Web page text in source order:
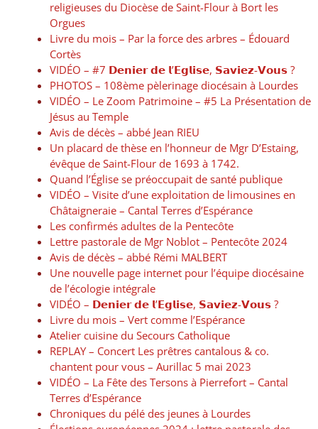
religieuses du Diocèse de Saint-Flour à Bort les
Orgues
Livre du mois – Par la force des arbres – Édouard
Cortès
VIDÉO – #7 𝗗𝗲𝗻𝗶𝗲𝗿 𝗱𝗲 𝗹’𝗘𝗴𝗹𝗶𝘀𝗲, 𝗦𝗮𝘃𝗶𝗲𝘇-𝗩𝗼𝘂𝘀 ?
PHOTOS – 108ème pèlerinage diocésain à Lourdes
VIDÉO – Le Zoom Patrimoine – #5 La Présentation de
Jésus au Temple
Avis de décès – abbé Jean RIEU
Un placard de thèse en l’honneur de Mgr D’Estaing,
évêque de Saint-Flour de 1693 à 1742.
Quand l’Église se préoccupait de santé publique
VIDÉO – Visite d’une exploitation de limousines en
Châtaigneraie – Cantal Terres d’Espérance
Les confirmés adultes de la Pentecôte
Lettre pastorale de Mgr Noblot – Pentecôte 2024
Avis de décès – abbé Rémi MALBERT
Une nouvelle page internet pour l’équipe diocésaine
de l’écologie intégrale
VIDÉO – 𝗗𝗲𝗻𝗶𝗲𝗿 𝗱𝗲 𝗹’𝗘𝗴𝗹𝗶𝘀𝗲, 𝗦𝗮𝘃𝗶𝗲𝘇-𝗩𝗼𝘂𝘀 ?
Livre du mois – Vert comme l’Espérance
Atelier cuisine du Secours Catholique
REPLAY – Concert Les prêtres cantalous & co.
chantent pour vous – Aurillac 5 mai 2023
VIDÉO – La Fête des Tersons à Pierrefort – Cantal
Terres d’Espérance
Chroniques du pélé des jeunes à Lourdes